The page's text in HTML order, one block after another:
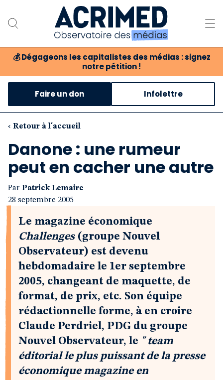
💰 Dégageons les capitalistes des médias : signez
notre pétition !
Notre association
Notre critique des médias
Nos propositions
Notre revue
Boutique
Faire un don Infolettre
‹ Retour à l'accueil
Danone : une rumeur
peut en cacher une autre
Par Patrick Lemaire
28 septembre 2005
Le magazine économique
Challenges(groupe Nouvel
Observateur) est devenu
hebdomadaire le 1er septembre
2005, changeant de maquette, de
format, de prix, etc. Son équipe
rédactionnelle forme, à en croire
Claude Perdriel, PDG du groupe
Nouvel Observateur, le " team
éditorial le plus puissant de la presse
économique magazine en